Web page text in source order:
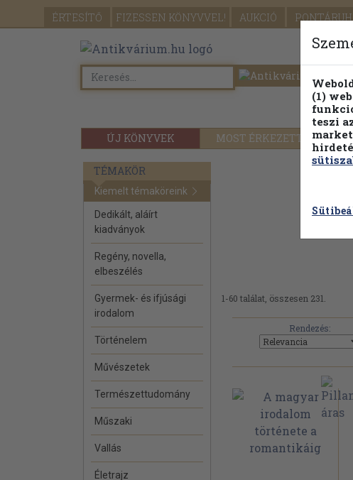
ÉRTESÍTŐ FIZESSEN KÖNYVVEL! AUKCIÓ
ÚJ KÖNYVEK MOST ÉRKEZETT
TÉMAKÖR
Kiemelt témaköreink
Dedikált, aláírt
kiadványok
Regény, novella,
elbeszélés
Gyermek- és ifjúsági
irodalom
Történelem
Művészetek
Természettudomány
Műszaki
Vallás
Életrajz
1-60 találat, összesen 231.
Rendezés:
(1)
teszi